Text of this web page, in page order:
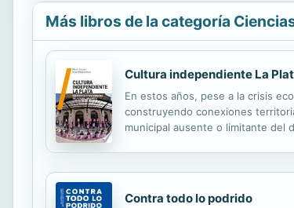
Más libros de la categoría
Cultura independiente La
En estos años, pese a la crisis
construyendo conexiones
municipal ausente o limitante del
Contra todo lo podrido